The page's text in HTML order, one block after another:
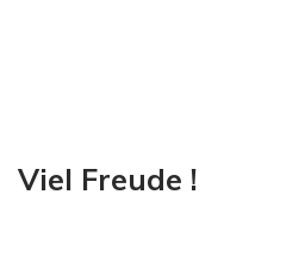
Viel Freude !